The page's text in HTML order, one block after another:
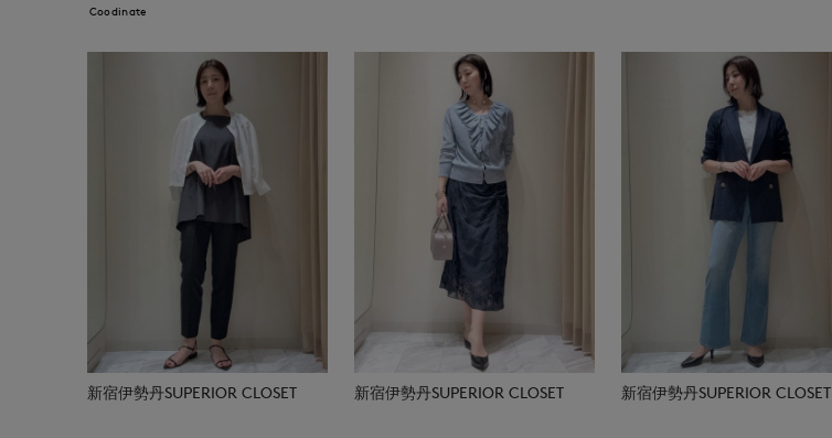
Coodinate
新宿伊勢丹SUPERIOR CLOSET 新宿伊勢丹SUPERIOR CLOSET 新宿伊勢丹SUPERIOR CLOSET